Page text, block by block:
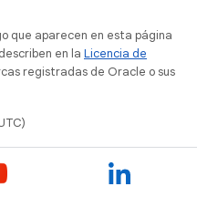
que aparecen en esta página
en la Licencia de
registradas de Oracle o sus